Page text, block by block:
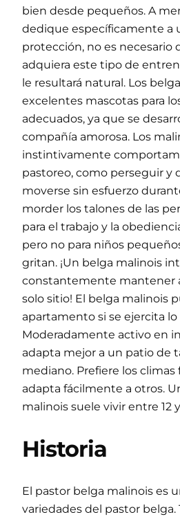
bien desde pequeños. A
dedique específicamente a
protección, no es necesario
adquiera este tipo de
le resultará natural. Los
excelentes mascotas para
adecuados, ya que se
compañía amorosa. Los
instintivamente
pastoreo, como perseguir y
moverse sin esfuerzo
morder los talones de las
para el trabajo y la
pero no para niños
gritan. ¡Un belga malinois
constantemente mantener
solo sitio! El belga malinois
apartamento si se ejercita
Moderadamente activo en
adapta mejor a un patio de
mediano. Prefiere los climas
adapta fácilmente a otros.
malinois suele vivir entre 12 y
Historia
El pastor belga malinois es
variedades del pastor belga.